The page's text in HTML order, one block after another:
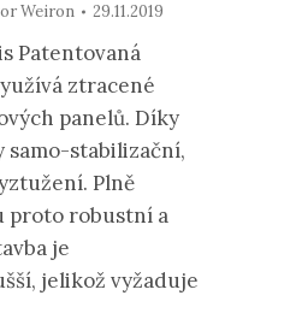
Weiron 29.11.2019
Patentovaná
ztracené
panelů. Díky
samo-stabilizační,
Plně
proto robustní a
je
jelikož vyžaduje